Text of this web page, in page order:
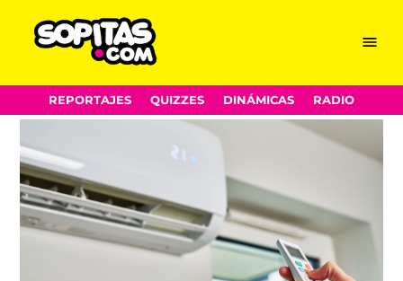
Skip
to
Menu
REPORTAJES QUIZZES DINÁMICAS RADIO